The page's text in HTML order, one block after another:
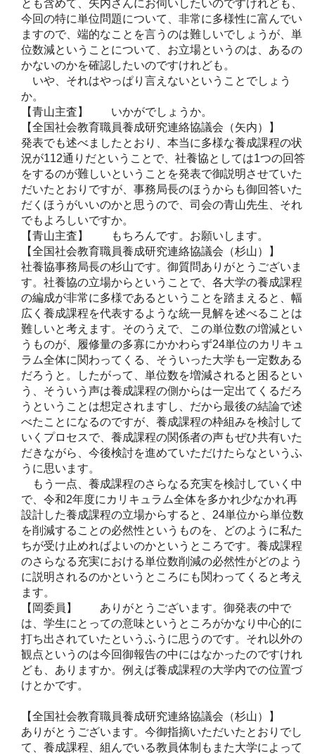
とも含めて、矢内さんにお伺いしたいのですけれども、
今回の特に単位問題について、非常に多様性に富んでい
ますので、端的なことを言うのは難しいでしょうが、単
位数減ということについて、お立場というのは、あるの
かないのかを確認したいのですけれども。
いや、それはやっぱり言えないということでしょう
か。
【青山主査】 いかがでしょうか。
【全国社会教育職員養成研究連絡協議会（矢内）】
発表でも述べましたとおり、本当に多様な養成課程の状
況が112通りだということで、社養協としては1つの回答
をするのが難しいということを発表で御説明させていた
だいたとおりですが、事務局長のほうからも御回答いた
だくほうがいいのかと思うので、司会の青山先生、それ
でもよろしいですか。
【青山主査】 もちろんです。お願いします。
【全国社会教育職員養成研究連絡協議会（杉山）】
社養協事務局長の杉山です。御質問ありがとうございま
す。社養協の立場からということで、各大学の養成課程
の編成が非常に多様であるということを踏まえると、幅
広く養成課程を代表するような統一見解を述べることは
難しいと考えます。そのうえで、この単位数の増減とい
うものが、履修量の多寡にかかわらず24単位のカリキュ
ラム全体に関わってくる、そういった大学も一定数ある
だろうと。したがって、単位数を増減されると困るとい
う、そういう声は養成課程の側からは一定出てくるだろ
うということは想定されますし、だから最後の結論で述
べたことになるのですが、養成課程の枠組みを検討して
いくプロセスで、養成課程の関係者の声もぜひ共有いた
だきながら、今後検討を進めていただけたらなというふ
うに思います。
もう一点、養成課程のさらなる充実を検討していく中
で、令和2年度にカリキュラム全体を多かれ少なかれ再
設計した養成課程の立場からすると、24単位から単位数
を削減することの必然性というものを、どのように私た
ちが受け止めればよいのかというところです。養成課程
のさらなる充実における単位数削減の必然性がどのよう
に説明されるのかというところにも関わってくると考え
ます。
【岡委員】 ありがとうございます。御発表の中で
は、学生にとっての意味というところがかなり中心的に
打ち出されていたというふうに思うのです。それ以外の
観点というのは今回御報告の中にはなかったのですけれ
ども、ありますか。例えば養成課程の大学内での位置づ
けとかです。
【全国社会教育職員養成研究連絡協議会（杉山）】
ありがとうございます。今御指摘いただいたとおりでし
て、養成課程、組んでいる教員体制もまた大学によって